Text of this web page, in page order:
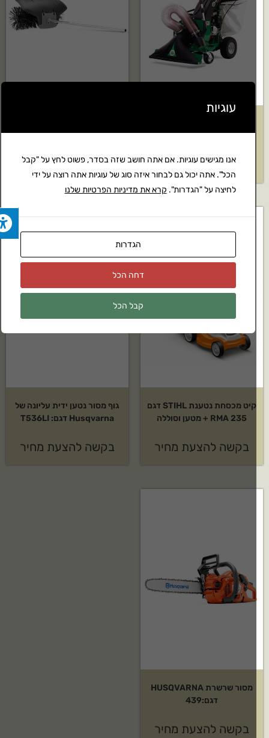
₪ 18,379 בקשה להצעת מחיר
קיט מכסחת נטענת STIHL דגם
RMA 235 + מטען וסוללה
בקשה להצעת מחיר
גוף מסור נטען ידית עליונה של
Husqvarna דגם: T536LI
בקשה להצעת מחיר
מסור שרשרת HUSQVARNA
דגם:439
בקשה להצעת מחיר
עוגיות
אנו מגישים עוגיות. אם אתה חושב שזה בסדר, פשוט לחץ על "קבל
הכל". אתה יכול גם לבחור איזה סוג של עוגיות אתה רוצה על ידי
לחיצה על "הגדרות".קרא את מדיניות הפרטיות שלנו
הגדרות
דחה הכל
קבל הכל